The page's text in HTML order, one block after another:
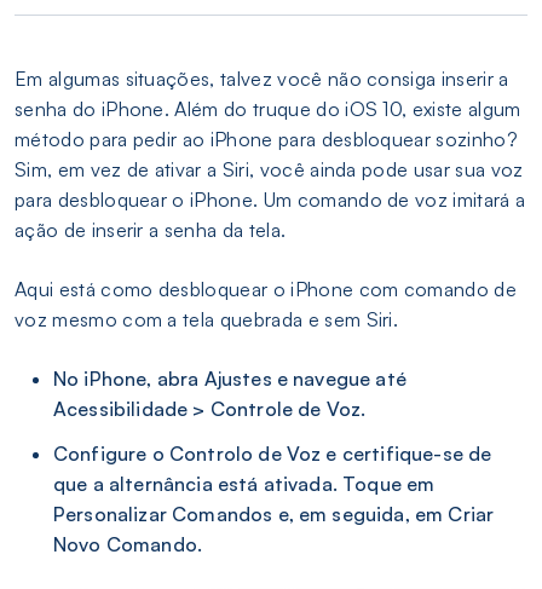
Em algumas situações, talvez você não consiga inserir a
senha do iPhone. Além do truque do iOS 10, existe algum
método para pedir ao iPhone para desbloquear sozinho?
Sim, em vez de ativar a Siri, você ainda pode usar sua voz
para desbloquear o iPhone. Um comando de voz imitará a
ação de inserir a senha da tela.
Aqui está como desbloquear o iPhone com comando de
voz mesmo com a tela quebrada e sem Siri.
No iPhone, abra Ajustes e navegue até
Acessibilidade > Controle de Voz.
Configure o Controlo de Voz e certifique-se de
que a alternância está ativada. Toque em
Personalizar Comandos e, em seguida, em Criar
Novo Comando.